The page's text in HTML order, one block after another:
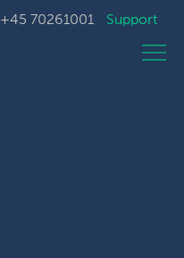
+45 70261001 Support